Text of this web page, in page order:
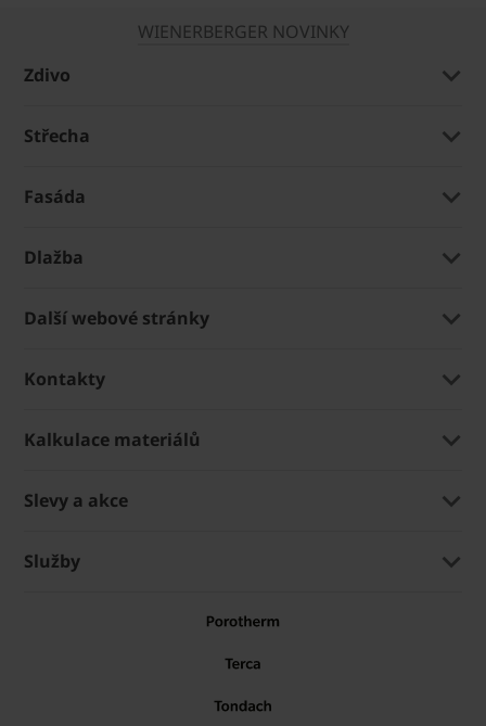
WIENERBERGER NOVINKY
Zdivo
Střecha
Fasáda
Dlažba
Další webové stránky
Kontakty
Kalkulace materiálů
Slevy a akce
Služby